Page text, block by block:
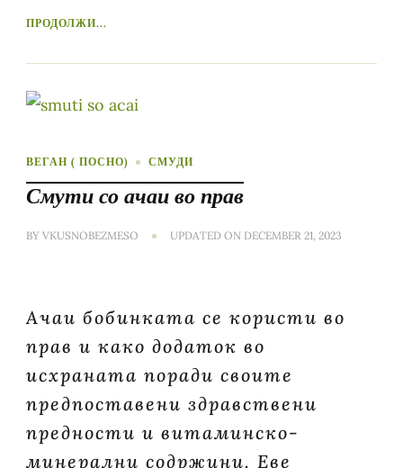
ПРОДОЛЖИ...
ВЕГАН ( ПОСНО) СМУДИ
Смути со ачаи во прав
BY VKUSNOBEZMESO UPDATED ON DECEMBER 21, 2023
Ачаи бобинката се користи во
прав и како додаток во
исхраната поради своите
предпоставени здравствени
предности и витаминско-
минерални содржини. Еве